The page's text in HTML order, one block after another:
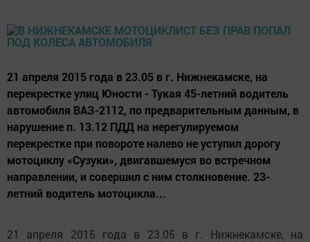
21 апреля 2015 года в 23.05 в г. Нижнекамске, на
перекрестке улиц Юности - Тукая 45-летний водитель
автомобиля ВАЗ-2112, по предварительным данным, в
нарушение п. 13.12 ПДД на нерегулируемом
перекрестке при повороте налево не уступил дорогу
мотоциклу «Сузуки», двигавшемуся во встречном
направлении, и совершил с ним столкновение. 23-
летний водитель мотоцикла...
21 апреля 2015 года в 23.05 в г. Нижнекамске, на